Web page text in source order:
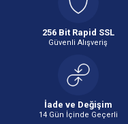
fiyatlarla sunuyoruz. Yılın 365
bütçe ile satın alabilirsiniz.
Plastik Pano
Plastik pano kotalarının temel
muhafaza edilmesidir. Aynı
bir şekilde görünmesi için de
256 Bit Rapid SSL
Güvenli Alışveriş
İade ve Değişim
14 Gün İçinde Geçerli